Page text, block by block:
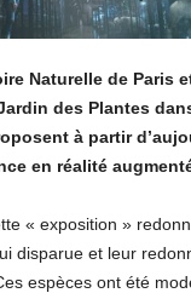
Naturelle de Paris
des Plantes
à partir
en réalité
« exposition »
disparue et leur
espèces ont été